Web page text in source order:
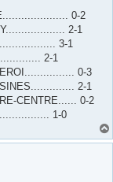
0-2
2-1
3-1
2-1
0-3
2-1
CENTRE...... 0-2
1-0